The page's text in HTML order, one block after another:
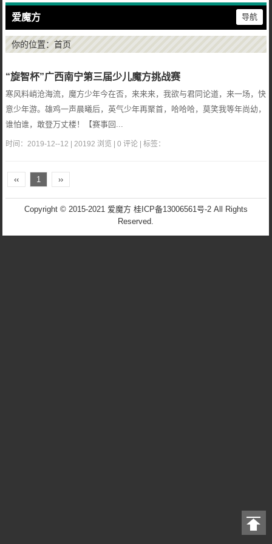
爱魔方 导航
你的位置： 首页
“旋智杯”广西南宁第三届少儿魔方挑战赛
寒风料峭沧海流，魔方少年今在否，来来来，我欲与君同论道，来一场，快
意少年游。雄鸡一声晨曦后，英气少年再聚首，哈哈哈，莫笑我等年尚幼，
谁怕谁，敢登万丈楼！【赛事回...
时间：2019-12--12 | 20192 浏览 | 0 评论 | 标签：
‹‹ 1 ››
Copyright © 2015-2021 爱魔方 桂ICP备13006561号-2All Rights
Reserved.